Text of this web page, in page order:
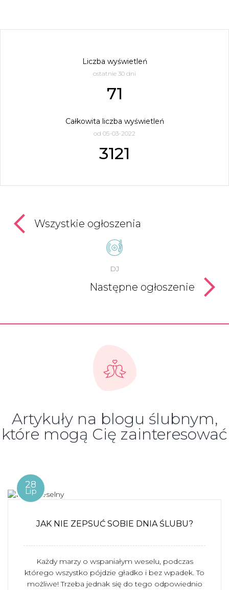
Liczba wyświetleń
ostatnie 30 dni
71
Całkowita liczba wyświetleń
od 05-03-2022
3121
Wszystkie ogłoszenia
DJ
Następne ogłoszenie
Artykuły na blogu ślubnym,
które mogą Cię zainteresować
28
Lip
JAK NIE ZEPSUĆ SOBIE DNIA ŚLUBU?
Każdy marzy o wspaniałym weselu, podczas
którego wszystko pójdzie gładko i bez wpadek. To
możliwe! Trzeba jednak się do tego odpowiednio